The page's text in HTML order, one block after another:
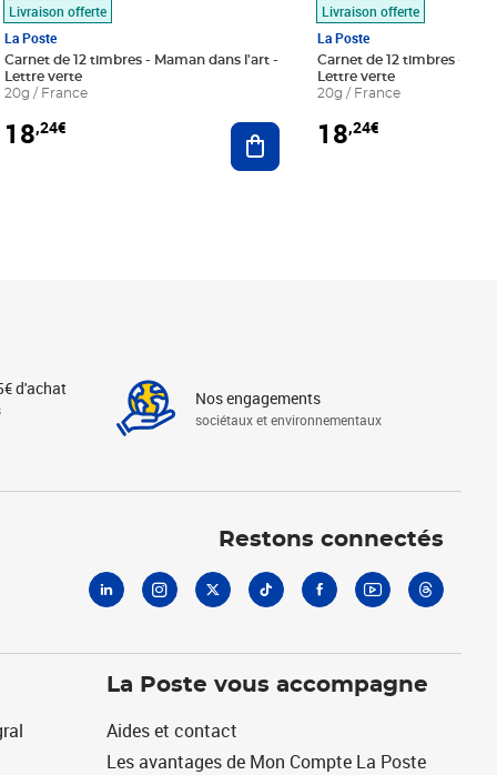
au panier
Livraison offerte
La Poste
Carnet de 12 timbres - Maman dans l'art -
Lettre verte
20g / France
18,24€ Ajouter au panier
Livraison offerte
La Poste
Carnet de 12 timbres - Le
Lettre verte
20g / France
18,24€
d'achat Nos engagements
sociétaux et environnementaux
Restons connectés
La Poste vous accompagne
Aides et contact
Les avantages de Mon Compte La Poste